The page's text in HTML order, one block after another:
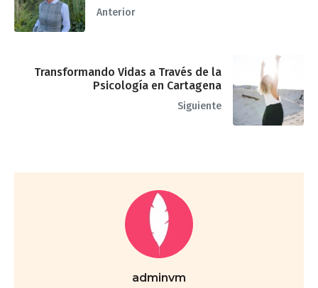
Anterior
Transformando Vidas a Través de la
Psicología en Cartagena
Siguiente
adminvm